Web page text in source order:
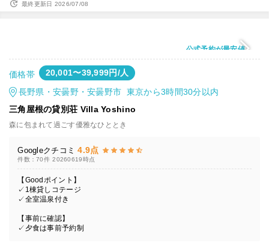
最終更新日 2026/07/08
公式予約が最安値
価格帯 20,001〜39,999円/人
長野県・安曇野・安曇野市 東京から3時間30分以内
三角屋根の貸別荘 Villa Yoshino
森に包まれて過ごす優雅なひととき
Googleクチコミ 4.9点
件数：70件 20260619時点
【Goodポイント】
✓1棟貸しコテージ
✓全室温泉付き
【事前に確認】
✓夕食は事前予約制